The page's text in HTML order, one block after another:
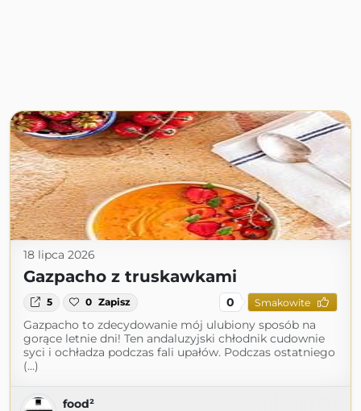
18 lipca 2026
Gazpacho z truskawkami
5 0 Zapisz 0 Smakowite
Gazpacho to zdecydowanie mój ulubiony sposób na
gorące letnie dni! Ten andaluzyjski chłodnik cudownie
syci i ochładza podczas fali upałów. Podczas ostatniego
(...)
food²